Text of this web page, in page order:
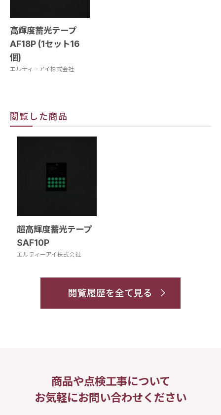
高輝度蓄光テープ
AF18P (1セット16
個)
エルティーアイ株式会社
閲覧した商品
超高輝度蓄光テープ
SAF10P
エルティーアイ株式会社
閲覧履歴を全て見る
商品や点検工事について
お気軽にお問い合わせください